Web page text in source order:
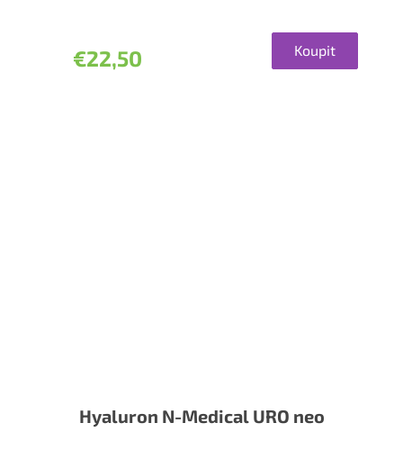
€22,50 Koupit
Hyaluron N-Medical URO neo